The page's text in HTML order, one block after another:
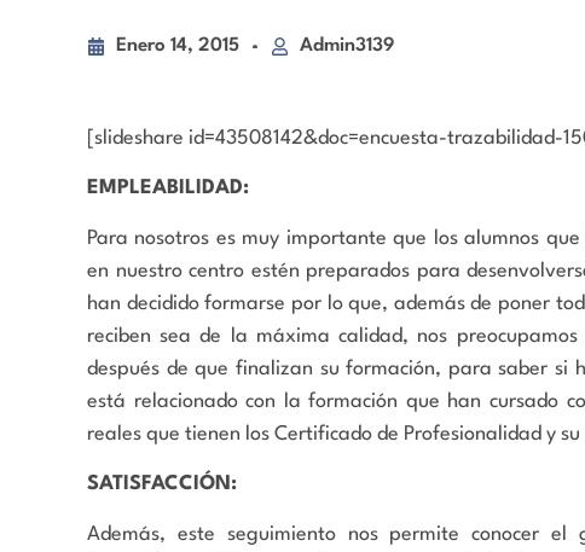
Enero 14, 2015 Admin3139
[slideshare id=43508142&doc=encuesta-trazabilidad-
EMPLEABILIDAD:
Para nosotros es muy importante que los alumnos
en nuestro centro estén preparados para
han decidido formarse por lo que, además de poner
reciben sea de la máxima calidad, nos
después de que finalizan su formación, para saber si
está relacionado con la formación que han cursado
reales que tienen los Certificado de Profesionalidad y
SATISFACCIÓN:
Además, este seguimiento nos permite conocer